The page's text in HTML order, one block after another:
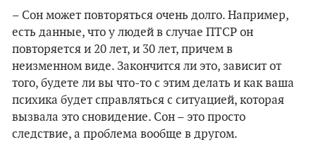
– Сон может повторяться очень долго. Например,
есть данные, что у людей в случае ПТСР он
повторяется и 20 лет, и 30 лет, причем в
неизменном виде. Закончится ли это, зависит от
того, будете ли вы что-то с этим делать и как ваша
психика будет справляться с ситуацией, которая
вызвала это сновидение. Сон – это просто
следствие, а проблема вообще в другом.